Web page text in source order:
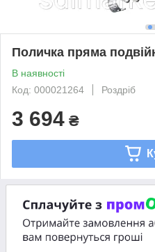
Поличка пряма
В наявності
Код: 000021264
Роздріб
3 694 ₴